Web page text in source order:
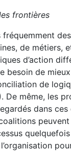
frontières
de métiers,
d’action
besoin de
de
même, les
dans
peuvent